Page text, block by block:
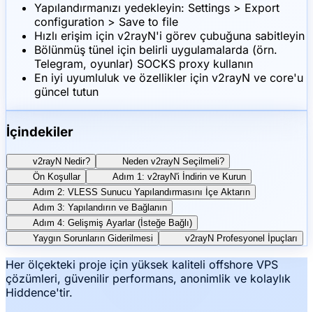
Yapılandırmanızı yedekleyin: Settings > Export
configuration > Save to file
Hızlı erişim için v2rayN'i görev çubuğuna sabitleyin
Bölünmüş tünel için belirli uygulamalarda (örn.
Telegram, oyunlar) SOCKS proxy kullanın
En iyi uyumluluk ve özellikler için v2rayN ve core'u
güncel tutun
İçindekiler
v2rayN Nedir?
Neden v2rayN Seçilmeli?
Ön Koşullar
Adım 1: v2rayN'i İndirin ve Kurun
Adım 2: VLESS Sunucu Yapılandırmasını İçe Aktarın
Adım 3: Yapılandırın ve Bağlanın
Adım 4: Gelişmiş Ayarlar (İsteğe Bağlı)
Yaygın Sorunların Giderilmesi
v2rayN Profesyonel İpuçları
Her ölçekteki proje için yüksek kaliteli offshore VPS
çözümleri, güvenilir performans, anonimlik ve kolaylık
Hiddence'tir.